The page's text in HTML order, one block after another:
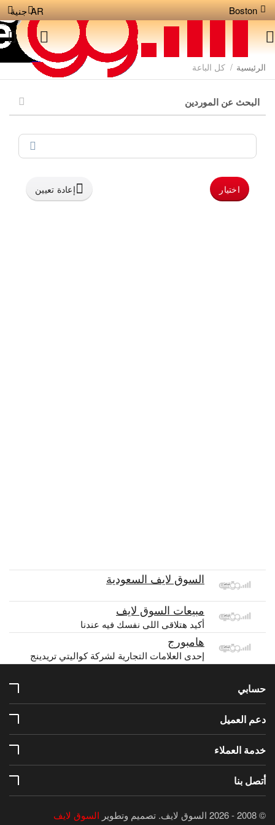
Boston جنية AR
الرئيسية / كل الباعة
البحث عن الموردين
اختيار إعادة تعيين
السوق لايف السعودية
مبيعات السوق لايف
أكيد هتلاقى اللى نفسك فيه عندنا
هامبورج
إحدى العلامات التجارية لشركة كواليتي تريدينج
حسابي
دعم العميل
خدمة العملاء
أتصل بنا
© 2008 - 2026 السوق لايف. تصميم وتطوير السوق لايف